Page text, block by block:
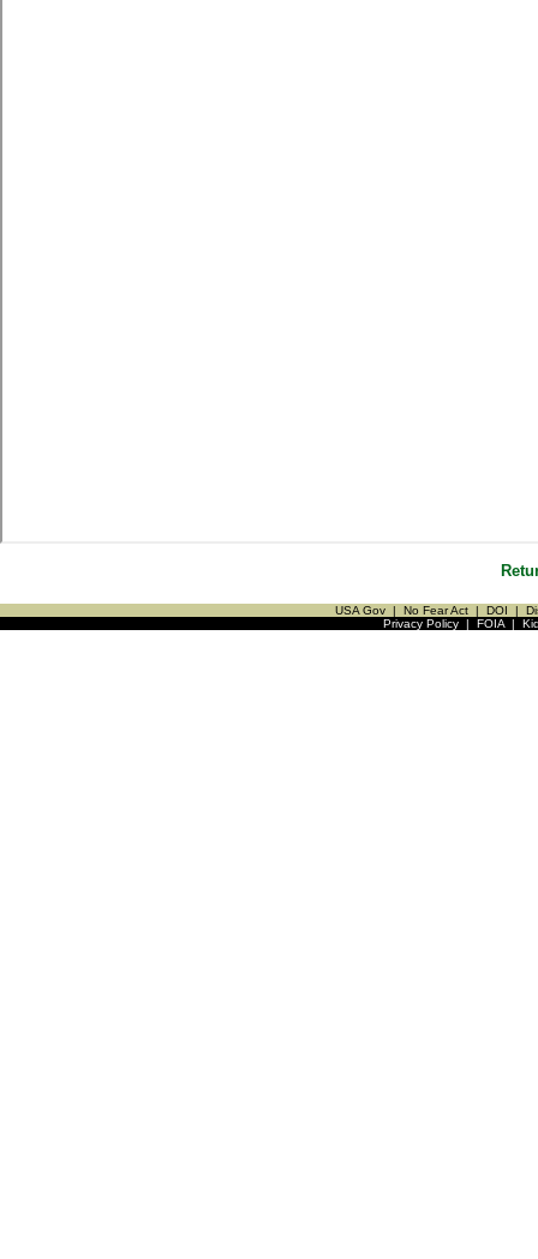
USA Gov | No Fear Act | DOI |
Privacy Policy| FOIA|